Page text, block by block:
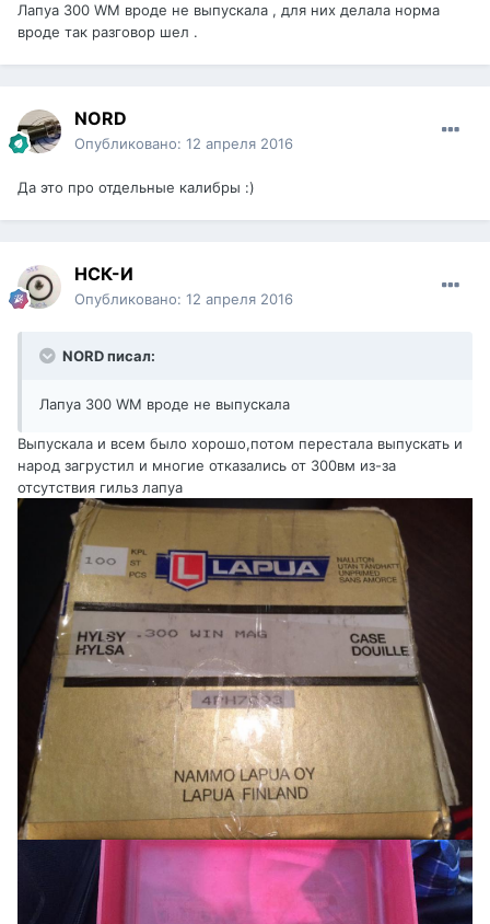
Лапуа 300 WM вроде не выпускала , для них делала норма
вроде так разговор шел .
NORD
Опубликовано: 12 апреля 2016
Да это про отдельные калибры :)
НСК-И
Опубликовано: 12 апреля 2016
NORD писал:
Лапуа 300 WM вроде не выпускала
Выпускала и всем было хорошо,потом перестала выпускать и
народ загрустил и многие отказались от 300вм из-за
отсутствия гильз лапуа